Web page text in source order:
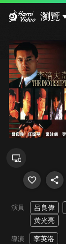
瀏覽
演員 呂良偉
黃光亮
導演 李英洛